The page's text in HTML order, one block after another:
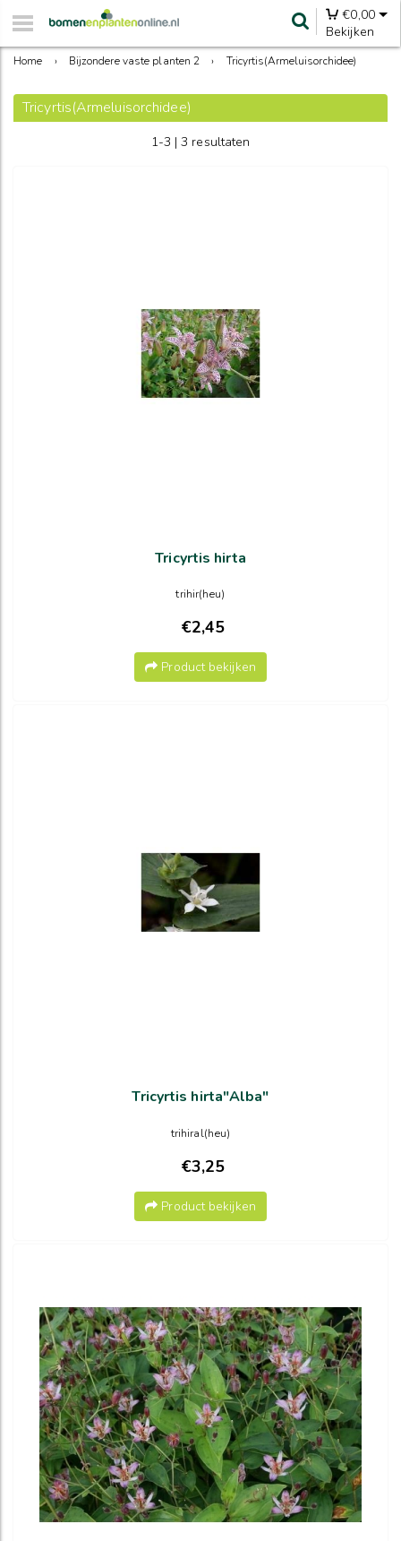
€0,00
Bekijken
Home › Bijzondere vaste planten 2 › Tricyrtis(Armeluisorchidee)
Tricyrtis(Armeluisorchidee)
1-3 | 3 resultaten
Tricyrtis hirta
trihir(heu)
€2,45
Product bekijken
Tricyrtis hirta"Alba"
trihiral(heu)
€3,25
Product bekijken